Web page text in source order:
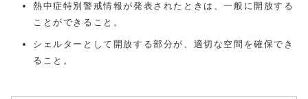
熱中症特別警戒情報が発表されたときは、一般に開放する
ことができること。
シェルターとして開放する部分が、適切な空間を確保でき
ること。